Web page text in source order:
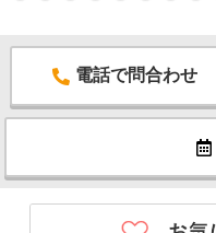
電話で問合わせ